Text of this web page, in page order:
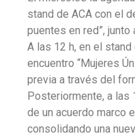
stand de ACA con el
puentes en red”,
A las 12 h, en el
encuentro “Mujeres
previa a través del
Posteriormente, a las
de un acuerdo marco
consolidando una